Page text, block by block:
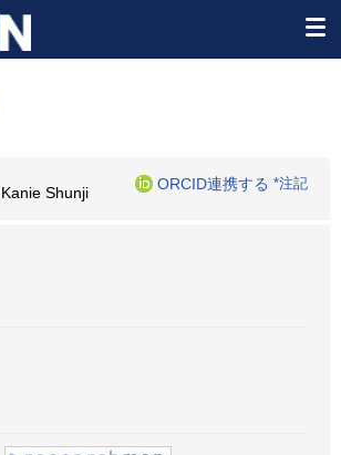
Kanie Shunji
ORCID連携する *注記